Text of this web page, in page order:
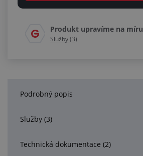
Produkt upravíme na míru
Služby (3)
Podrobný popis
Služby (3)
Technická dokumentace (2)